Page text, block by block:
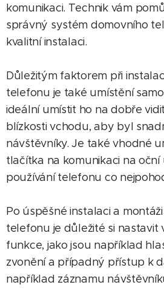
komunikaci. Technik vám
správný systém domovního
kvalitní instalaci.
Důležitým faktorem při
telefonu je také umístění
ideální umístit ho na dobře
blízkosti vchodu, aby byl
návštěvníky. Je také vhodné
tlačítka na komunikaci na
používání telefonu co
Po úspěšné instalaci a
telefonu je důležité si nastavit
funkce, jako jsou například
zvonění a případný přístup k
například záznamu